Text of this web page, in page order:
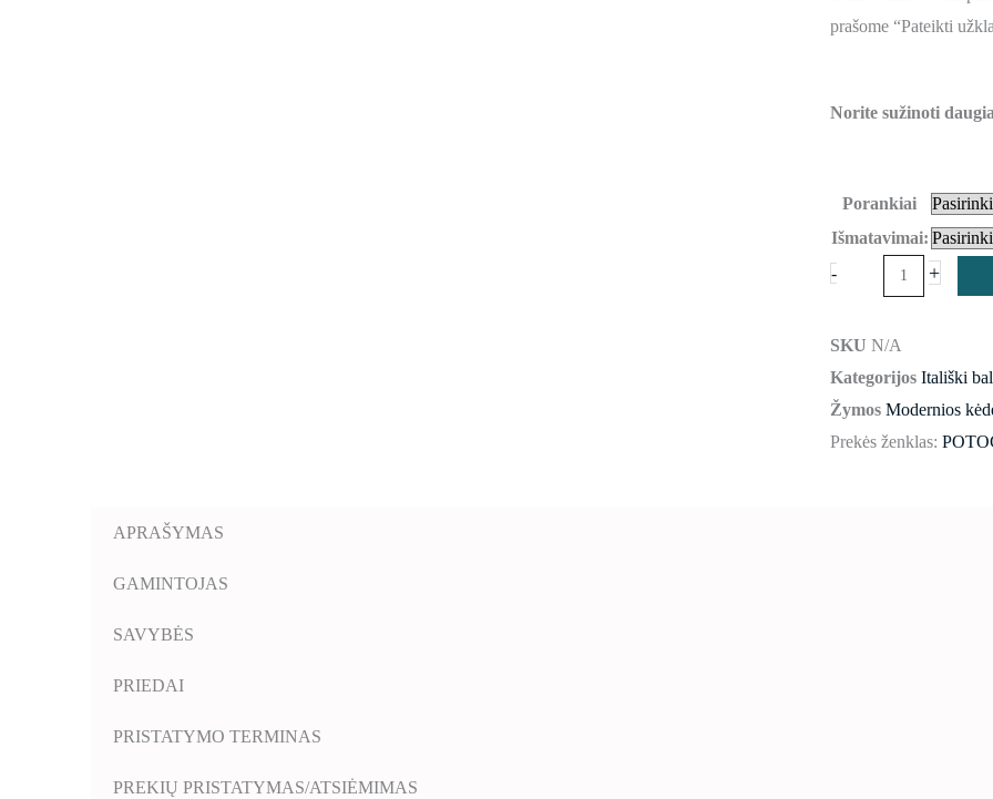
prašome “Pateikti
Norite sužinoti
Porankiai
Išmatavimai:
-
kiekis:
Kėdė
+
SKU N/A
Kategorijos Itališki
Žymos Modernios
Prekės ženklas:
APRAŠYMAS
GAMINTOJAS
SAVYBĖS
PRIEDAI
PRISTATYMO TERMINAS
PREKIŲ PRISTATYMAS/ATSIĖMIMAS